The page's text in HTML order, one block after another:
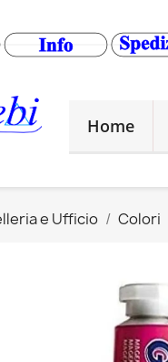
Home
e Ufficio Colori